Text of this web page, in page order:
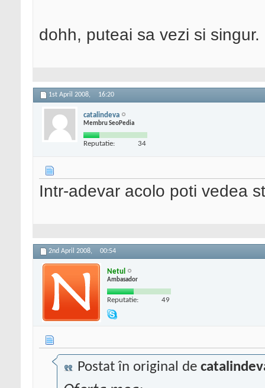
dohh, puteai sa vezi si singur.
1st April 2008, 16:20
catalindeva
Membru SeoPedia
Reputatie: 34
Intr-adevar acolo poti vedea
2nd April 2008, 00:54
Netul
Ambasador
Reputatie: 49
Postat în original de